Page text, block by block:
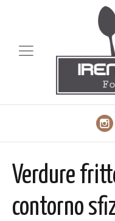
Verdure
contorno